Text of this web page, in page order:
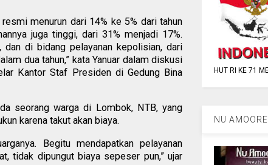
menurun dari 14% ke 5% dari tahun
juga tinggi, dari 31% menjadi 17%.
dan di bidang pelayanan kepolisian, dari
dua tahun,” kata Yanuar dalam diskusi
Kantor Staf Presiden di Gedung Bina
seorang warga di Lombok, NTB, yang
karena takut akan biaya.
Begitu mendapatkan pelayanan
tidak dipungut biaya sepeser pun,” ujar
HUT RI KE 71
NU